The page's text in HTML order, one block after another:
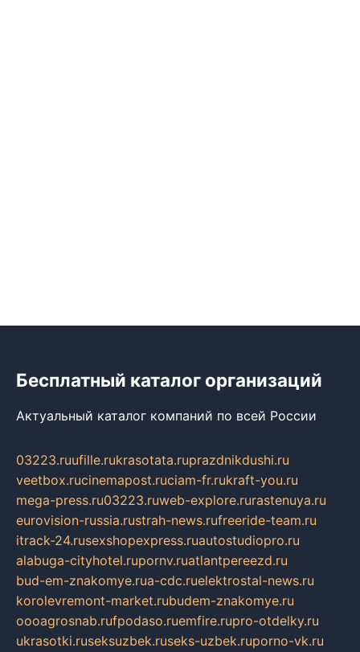
Бесплатный каталог организаций
Актуальный каталог компаний по всей России
03223.ruufille.rukrasotata.ruprazdnikdushi.ru
veetbox.rucinemapost.ruciam-fr.rukraft-you.ru
mega-press.ru03223.ruweb-explore.rurastenuya.ru
eurovision-russia.rustrah-news.rufreeride-team.ru
itrack-24.rusexshopexpress.ruautostudiopro.ru
alabuga-cityhotel.rupornv.ruatlantpereezd.ru
bud-em-znakomye.rua-cdc.ruelektrostal-news.ru
korolevremont-market.rubudem-znakomye.ru
oooagrosnab.rufpodaso.ruemfire.rupro-otdelky.ru
ukrasotki.ruseksuzbek.ruseks-uzbek.ruporno-vk.ru